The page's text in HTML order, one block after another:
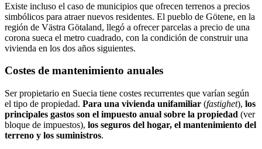
Existe incluso el caso de municipios que ofrecen terrenos a precios
simbólicos para atraer nuevos residentes. El pueblo de Götene, en la
región de Västra Götaland, llegó a ofrecer parcelas a precio de una
corona sueca el metro cuadrado, con la condición de construir una
vivienda en los dos años siguientes.
Costes de mantenimiento anuales
Ser propietario en Suecia tiene costes recurrentes que varían según
el tipo de propiedad. Para una vivienda unifamiliar (fastighet), los
principales gastos son el impuesto anual sobre la propiedad (ver
bloque de impuestos), los seguros del hogar, el mantenimiento del
terreno y los suministros.